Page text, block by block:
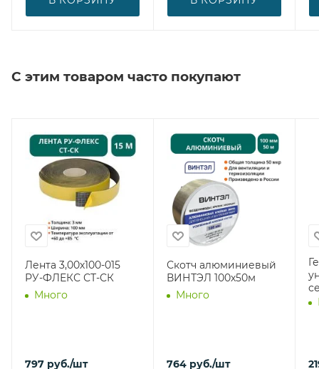
С этим товаром часто покупают
Лента 3,00х100-015
РУ-ФЛЕКС СТ-СК
Много
797 руб./шт
Скотч алюминиевый
ВИНТЭЛ 100х50м
Много
764 руб./шт